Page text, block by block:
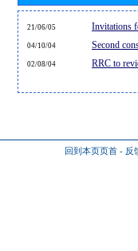
21/06/05 Invitations
04/10/04 Second
02/08/04 RRC to
回到本页页首 - 反